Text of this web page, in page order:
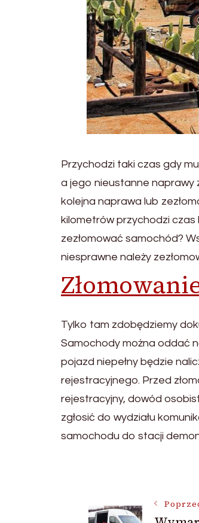
Przychodzi taki czas gdy
a jego nieustanne naprawy
kolejna naprawa lub
kilometrów przychodzi
zezłomować samochód?
niesprawne należy
Tylko tam zdobędziemy
Samochody można oddać
pojazd niepełny będzie
rejestracyjnego. Przed
rejestracyjny, dowód
zgłosić do wydziału
samochodu do stacji